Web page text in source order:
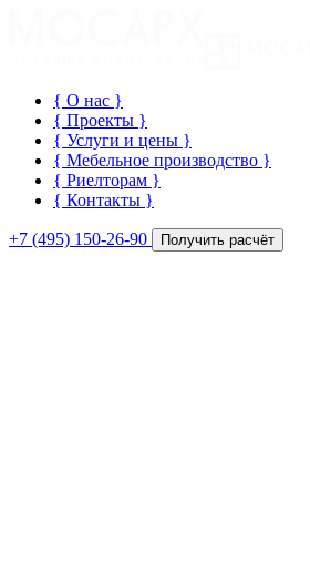
{ О нас }
{ Проекты }
{ Услуги и цены }
{ Мебельное производство }
{ Риелторам }
{ Контакты }
+7 (495) 150-26-90 Получить расчёт